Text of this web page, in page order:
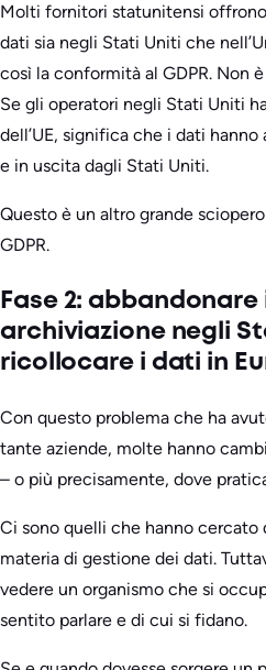
Molti fornitori statunitensi
dati sia negli Stati Uniti che
così la conformità al GDPR. Non
Se gli operatori negli Stati Uniti
dell’UE, significa che i dati
e in uscita dagli Stati Uniti.
Questo è un altro grande
GDPR.
Fase 2:
archiviazione negli
ricollocare i dati in
Con questo problema che ha
tante aziende, molte hanno
– o più precisamente, dove
Ci sono quelli che hanno
materia di gestione dei dati.
vedere un organismo che si
sentito parlare e di cui si fidano.